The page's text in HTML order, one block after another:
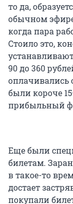
то да,
обычном
когда пара
Стоило это,
90 до 360
оплачивались
были короче
прибыльный
Еще были
билетам.
в такое-то
достает
покупали